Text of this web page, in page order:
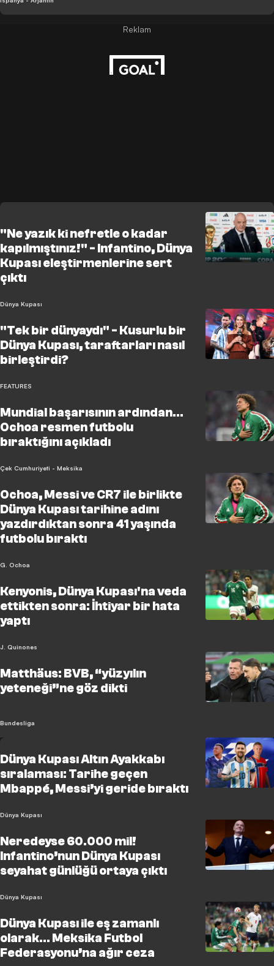
"Ne yazık ki nefretle o kadar
kapılmıştınız!" - Infantino, Dünya
Kupası eleştirmenlerine sert
çıktı
Dünya Kupası
"Tek bir dünyaydı" - Kusurlu bir
Dünya Kupası, taraftarları nasıl
birleştirdi?
FEATURES
Mundial başarısının ardından...
Ochoa resmen futbolu
bıraktığını açıkladı
Çek Cumhuriyeti - Meksika
Ochoa, Messi ve CR7 ile birlikte
Dünya Kupası tarihine adını
yazdırdıktan sonra 41 yaşında
futbolu bıraktı
G. Ochoa
Kenyonis, Dünya Kupası'na veda
ettikten sonra: İhtiyar bir hata
yaptı
J. Quinones
Matthäus: BVB, “yüzyılın
yeteneği”ne göz dikti
Bundesliga
Dünya Kupası Altın Ayakkabı
sıralaması: Tarihe geçen
Mbappé, Messi’yi geride bıraktı
Dünya Kupası
Neredeyse 60.000 mil!
Infantino’nun Dünya Kupası
seyahat günlüğü ortaya çıktı
Dünya Kupası
Dünya Kupası ile eş zamanlı
olarak… Meksika Futbol
Federasyonu’na ağır ceza